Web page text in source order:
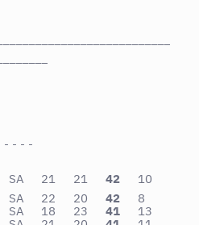
- - - -
SA 21 21 42
10
SA 22 20 42
8
SA 18 23 41
13